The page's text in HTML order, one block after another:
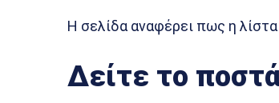
Η σελίδα αναφέρει πως η
Δείτε το